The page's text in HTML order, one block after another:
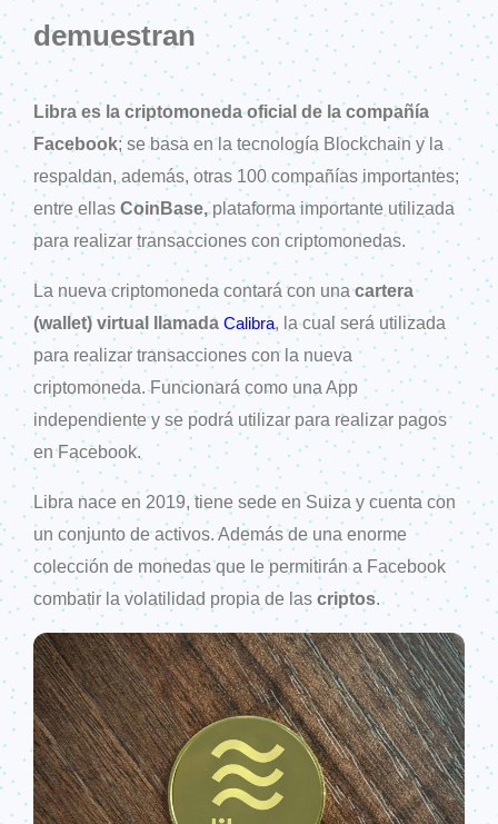
demuestran
Libra es la criptomoneda oficial de la compañía
Facebook; se basa en la tecnología Blockchain y la
respaldan, además, otras 100 compañías importantes;
entre ellas CoinBase,plataforma importante utilizada
para realizar transacciones con criptomonedas.
La nueva criptomoneda contará con unacartera
(wallet) virtual llamada Calibra, la cual será utilizada
para realizar transacciones con la nueva
criptomoneda. Funcionará como una App
independiente y se podrá utilizar para realizar pagos
en Facebook.
Libra nace en 2019, tiene sede en Suiza y cuenta con
un conjunto de activos. Además de una enorme
colección de monedas que le permitirán a Facebook
combatir la volatilidad propia de las criptos.